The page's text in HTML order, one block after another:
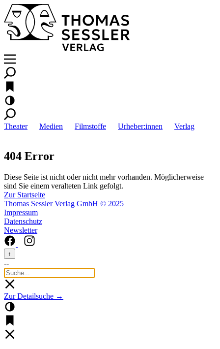
Theater Medien Filmstoffe Urheber:innen Verlag
404 Error
Diese Seite ist nicht oder nicht mehr vorhanden. Möglicherweise
sind Sie einem veralteten Link gefolgt.
Zur Startseite
Thomas Sessler Verlag GmbH © 2025
Impressum
Datenschutz
Newsletter
↑
--
Zur Detailsuche →